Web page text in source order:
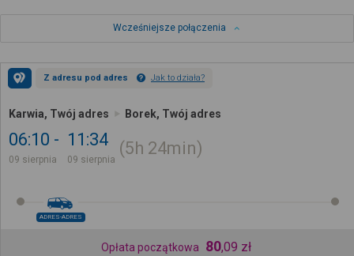
Wcześniejsze połączenia
Z adresu pod adres Jak to działa?
Karwia, Twój adres Borek, Twój adres
06:10
09 sierpnia
11:34
09 sierpnia
5h 24min
ADRES-ADRES
Opłata początkowa 80,09 zł